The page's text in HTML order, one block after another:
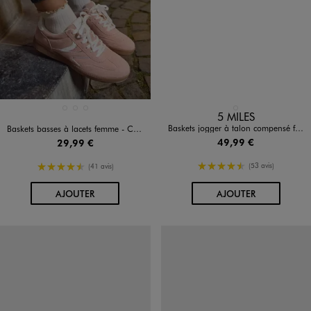
Baskets basses à lacets femme - Camps United
29,99 €
4.5/5 de moyenne
(41 avis)
AJOUTERAU PANIER
Disponible en 1 coloris
5 MILES
Baskets jogger à talon compensé femme - Valentina Baldano
49,99 €
4.5/5 de moyenne
(53 avis)
AJOUTERAU PANIER